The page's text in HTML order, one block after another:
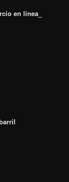
en línea_